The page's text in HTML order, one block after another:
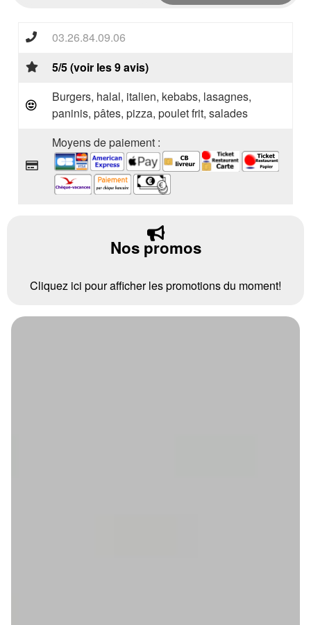
03.26.84.09.06
5/5 (voir les 9 avis)
Burgers, halal, italien, kebabs, lasagnes,
paninis, pâtes, pizza, poulet frit, salades
Moyens de paiement :
Nos promos
Cliquez ici pour afficher les promotions du moment!